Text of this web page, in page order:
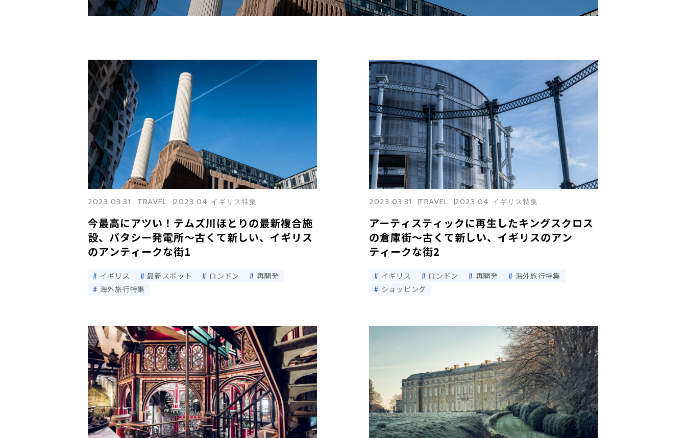
今最高にアツい！テムズ川ほとりの最新複合施
設、バタシー発電所〜古くて新しい、イギリス
のアンティークな街1
2023.03.31 TRAVEL 2023.04 イギリス特集
イギリス 最新スポット ロンドン
再開発
海外旅行特集
アーティスティックに再生したキングスクロス
の倉庫街〜古くて新しい、イギリスのアン
ティークな街2
2023.03.31 TRAVEL 2023.04 イギリス特集
イギリス ロンドン 再開発
海外旅行特集
ショッピング